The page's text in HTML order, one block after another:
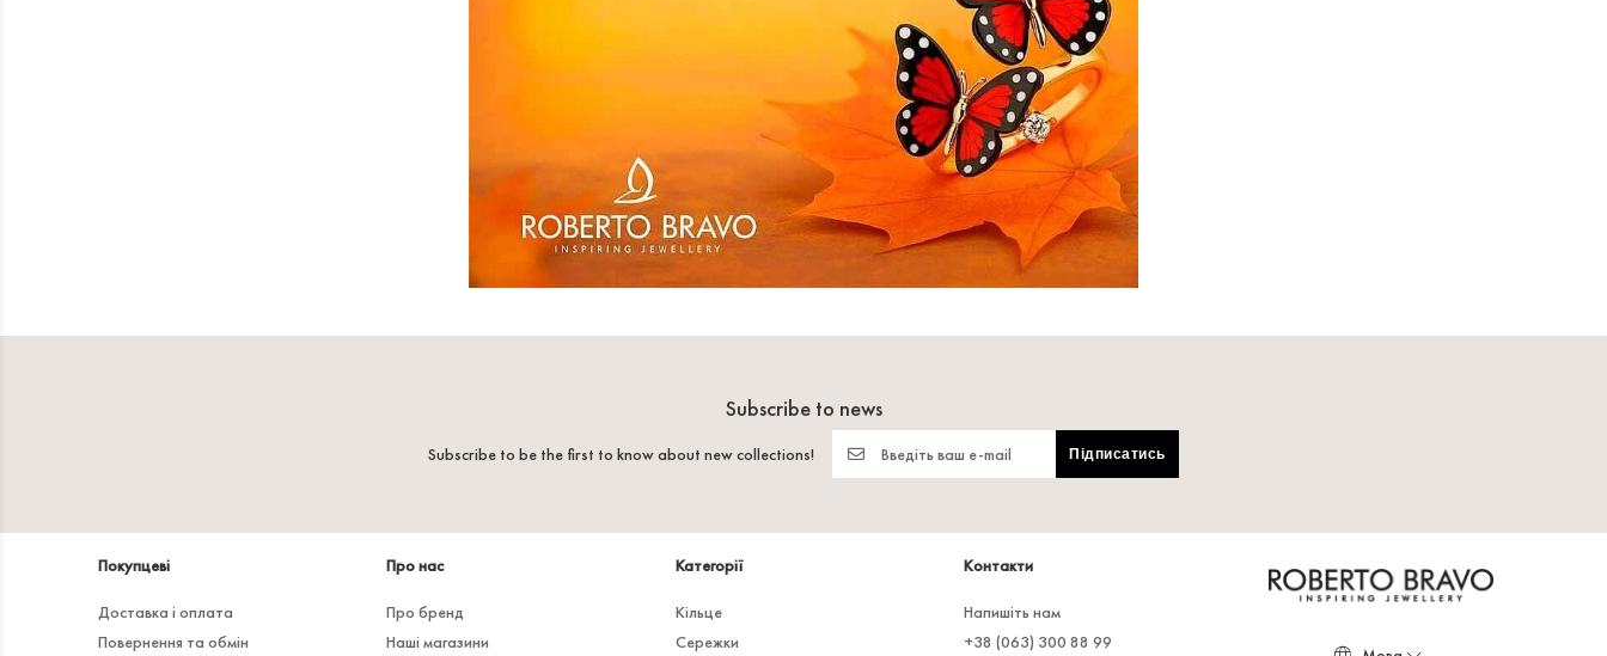
Subscribe to news
Subscribe to be the first to know about new collections! Підписатись
Покупцеві
Доставка і оплата
Повернення та обмін
Про нас
Про бренд
Наші магазини
Категорії
Кільце
Сережки
Контакти
Напишіть нам
+38 (063) 300 88 99